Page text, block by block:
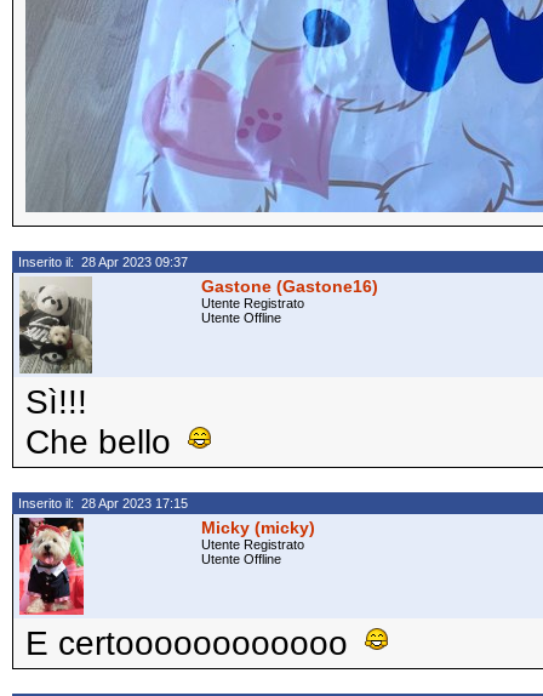
Inserito il: 28 Apr 2023 09:37
Gastone (Gastone16)
Utente Registrato
Utente Offline
Sì!!!
Che bello
Inserito il: 28 Apr 2023 17:15
Micky (micky)
Utente Registrato
Utente Offline
E certoooooooooooo